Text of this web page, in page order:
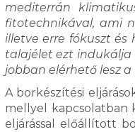
mediterrán
fitotechnikával, ami
illetve erre fókuszt és
talajélet ezt indukálja
jobban elérhető lesz a
A borkészítési
mellyel kapcsolatban
eljárással előállított